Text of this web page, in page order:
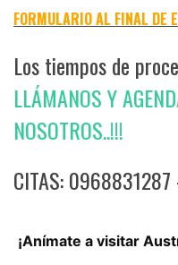
FORMULARIO AL FINAL DE
Los tiempos de
LLÁMANOS Y
NOSOTROS..!!!
CITAS:
¡Anímate a visitar